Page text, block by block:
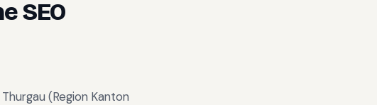
SEO
Thurgau (Region Kanton